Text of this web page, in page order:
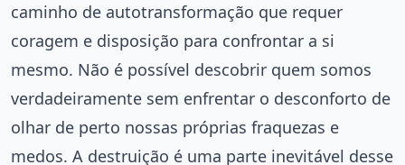
caminho de autotransformação que requer
coragem e disposição para confrontar a si
mesmo. Não é possível descobrir quem somos
verdadeiramente sem enfrentar o desconforto de
olhar de perto nossas próprias fraquezas e
medos. A destruição é uma parte inevitável desse